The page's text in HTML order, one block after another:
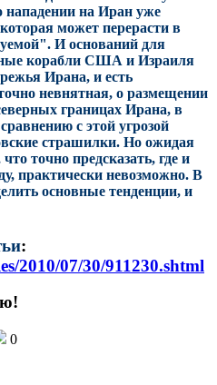
на Иран уже
может перерасти в
И оснований для
корабли США и Израиля
Ирана, и есть
невнятная, о размещении
границах Ирана, в
с этой угрозой
страшилки. Но ожидая
точно предсказать, где и
практически невозможно. В
основные тенденции, и
:
2010/07/30/911230.shtml
0